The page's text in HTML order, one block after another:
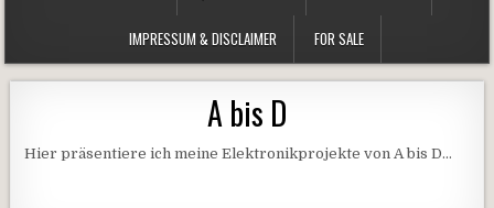
IMPRESSUM & DISCLAIMER FOR SALE
A bis D
Hier präsentiere ich meine Elektronikprojekte von A bis D…